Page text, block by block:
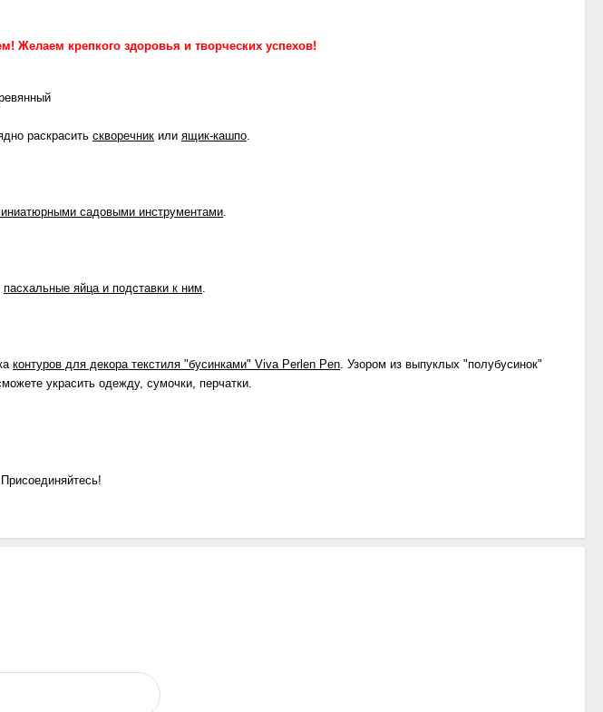
Желаем крепкого здоровья и творческих успехов!
раскрасить скворечник или ящик-кашпо
садовыми инструментами
пасхальные яйца и подставки к ним
контуров для декора текстиля "бусинками" Viva Perlen Pen . Узором из выпуклых "полубусинок"
украсить одежду, сумочки, перчатки.
. Присоединяйтесь!